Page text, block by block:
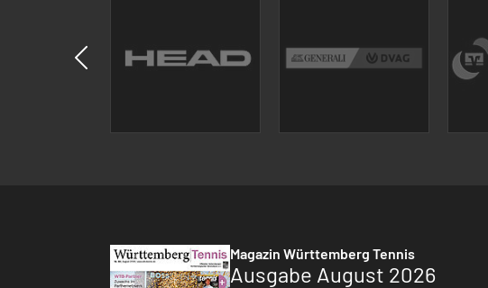
Magazin Württemberg Tennis
Ausgabe August 2026